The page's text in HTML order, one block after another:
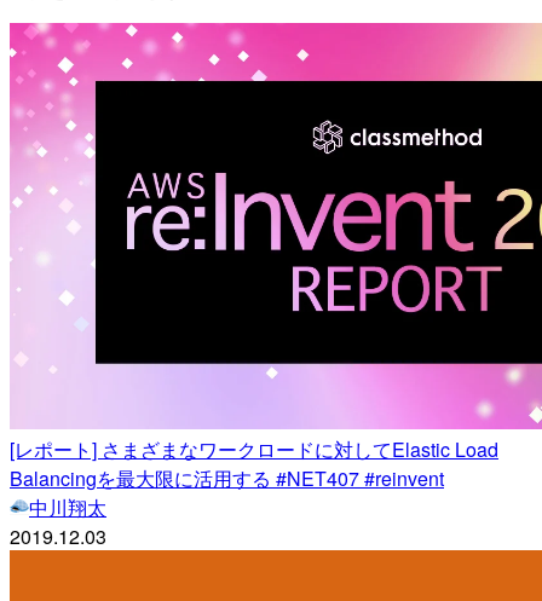
[レポート] さまざまなワークロードに対してElastic Load
Balancingを最大限に活用する #NET407 #reinvent
中川翔太
2019.12.03